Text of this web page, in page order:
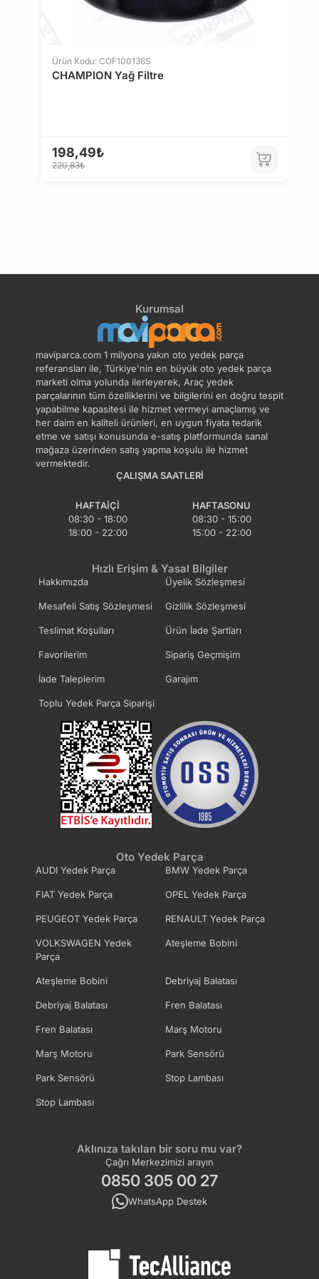
Ürün Kodu: COF100136S
CHAMPION Yağ Filtre
198,49₺
220,83₺
Kurumsal
maviparca.com 1 milyona yakın oto yedek parça
referansları ile, Türkiye'nin en büyük oto yedek parça
marketi olma yolunda ilerleyerek, Araç yedek
parçalarının tüm özelliklerini ve bilgilerini en doğru tespit
yapabilme kapasitesi ile hizmet vermeyi amaçlamış ve
her daim en kaliteli ürünleri, en uygun fiyata tedarik
etme ve satışı konusunda e-satış platformunda sanal
mağaza üzerinden satış yapma koşulu ile hizmet
vermektedir.
ÇALIŞMA SAATLERI
HAFTAIÇI
08:30 - 18:00
18:00 - 22:00
HAFTASONU
08:30 - 15:00
15:00 - 22:00
Hızlı Erişim & Yasal Bilgiler
Hakkımızda Üyelik Sözleşmesi
Mesafeli Satış Sözleşmesi Gizlilik Sözleşmesi
Teslimat Koşulları Ürün İade Şartları
Favorilerim Sipariş Geçmişim
İade Taleplerim Garajım
Toplu Yedek Parça Siparişi
Oto Yedek Parça
AUDI Yedek Parça BMW Yedek Parça
FIAT Yedek Parça OPEL Yedek Parça
PEUGEOT Yedek Parça RENAULT Yedek Parça
VOLKSWAGEN Yedek
Parça
Ateşleme Bobini
Ateşleme Bobini Debriyaj Balatası
Debriyaj Balatası Fren Balatası
Fren Balatası Marş Motoru
Marş Motoru Park Sensörü
Park Sensörü Stop Lambası
Stop Lambası
Aklınıza takılan bir soru mu var?
Çağrı Merkezimizi arayın
0850 305 00 27
WhatsApp Destek